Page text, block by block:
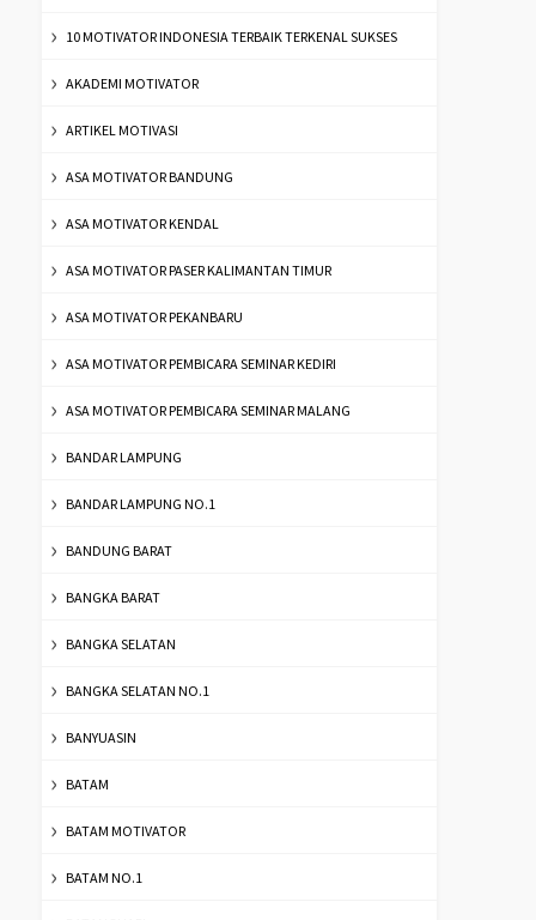
10 MOTIVATOR INDONESIA TERBAIK TERKENAL SUKSES
AKADEMI MOTIVATOR
ARTIKEL MOTIVASI
ASA MOTIVATOR BANDUNG
ASA MOTIVATOR KENDAL
ASA MOTIVATOR PASER KALIMANTAN TIMUR
ASA MOTIVATOR PEKANBARU
ASA MOTIVATOR PEMBICARA SEMINAR KEDIRI
ASA MOTIVATOR PEMBICARA SEMINAR MALANG
BANDAR LAMPUNG
BANDAR LAMPUNG NO.1
BANDUNG BARAT
BANGKA BARAT
BANGKA SELATAN
BANGKA SELATAN NO.1
BANYUASIN
BATAM
BATAM MOTIVATOR
BATAM NO.1